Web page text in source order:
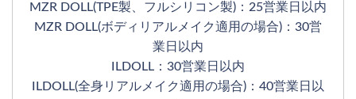
MZR DOLL(TPE製、フルシリコン製)：25営業日以内
MZR DOLL(ボディリアルメイク適用の場合)：30営
業日以内
ILDOLL：30営業日以内
ILDOLL(全身リアルメイク適用の場合)：40営業日以